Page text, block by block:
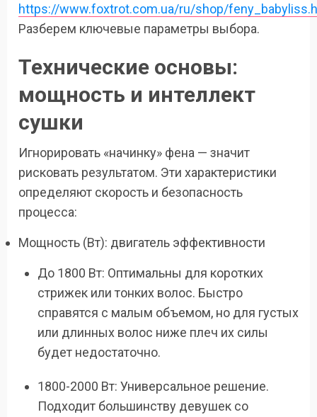
https://www.foxtrot.com.ua/ru/shop/
Разберем ключевые параметры выбора.
Технические основы:
мощность и интеллект
сушки
Игнорировать «начинку» фена — значит
рисковать результатом. Эти характеристики
определяют скорость и безопасность
процесса:
Мощность (Вт): двигатель эффективности
До 1800 Вт: Оптимальны для коротких
стрижек или тонких волос. Быстро
справятся с малым объемом, но для густых
или длинных волос ниже плеч их силы
будет недостаточно.
1800-2000 Вт: Универсальное решение.
Подходит большинству девушек со